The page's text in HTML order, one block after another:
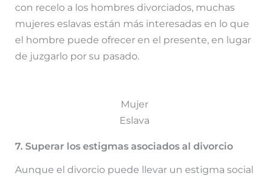
con recelo a los hombres divorciados, muchas
mujeres eslavas están más interesadas en lo que
el hombre puede ofrecer en el presente, en lugar
de juzgarlo por su pasado.
Mujer
Eslava
7. Superar los estigmas asociados al divorcio
Aunque el divorcio puede llevar un estigma social